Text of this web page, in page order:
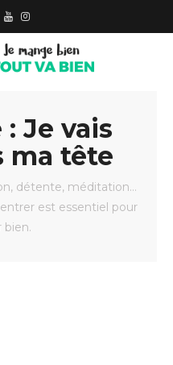
Je vais
ma tête
détente, méditation…
est essentiel pour
bien.